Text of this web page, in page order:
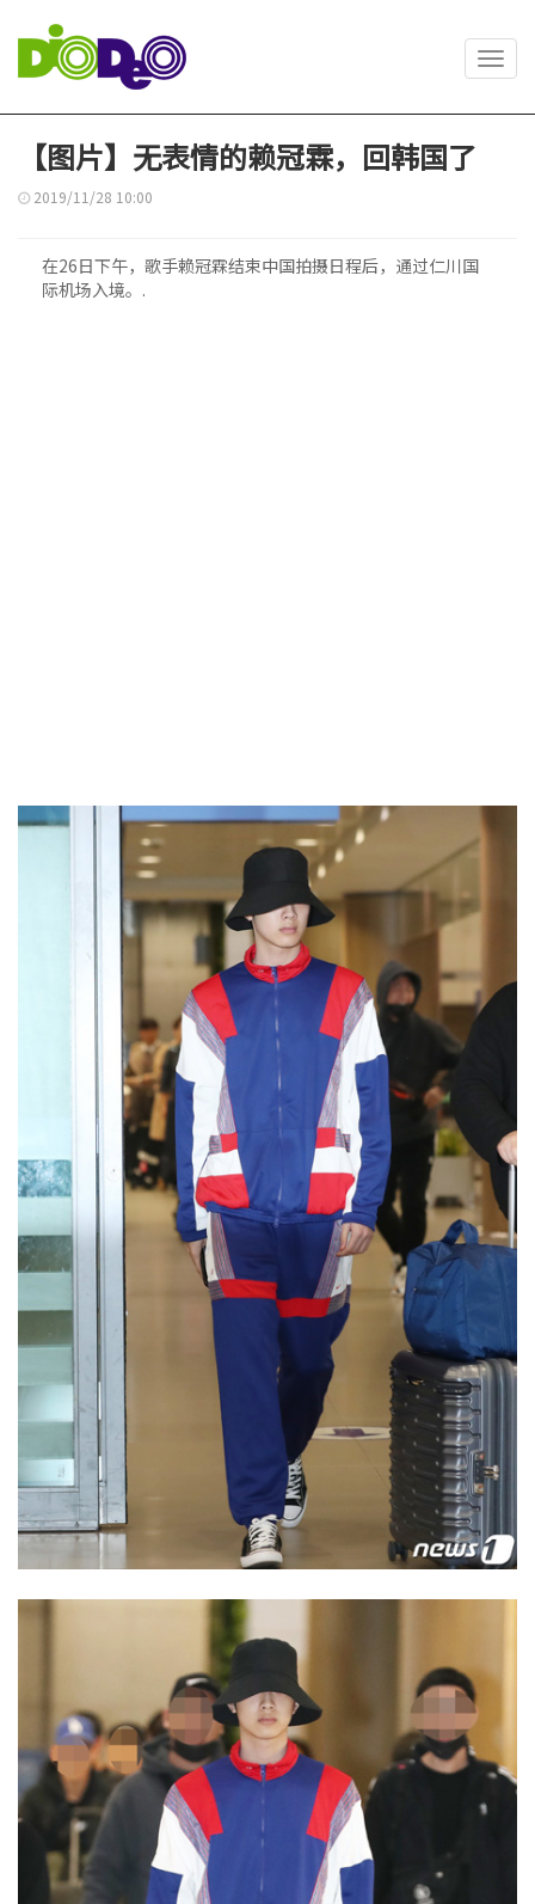
【图片】无表情的赖冠霖，回韩国了
2019/11/28 10:00
在26日下午，歌手赖冠霖结束中国拍摄日程后，通过仁川国
际机场入境。.